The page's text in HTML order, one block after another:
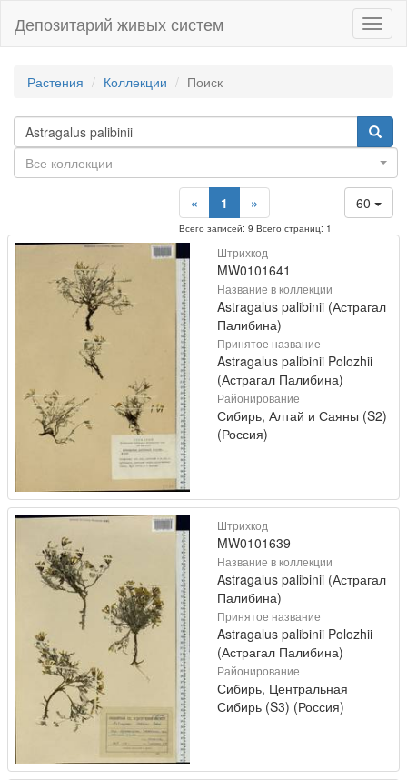
Депозитарий живых систем
Растения Коллекции Поиск
Все коллекции
60
« 1 »
Всего записей: 9 Всего страниц: 1
Штрихкод
MW0101641
Название в коллекции
Astragalus palibinii (Астрагал
Палибина)
Принятое название
Astragalus palibinii Polozhii
(Астрагал Палибина)
Районирование
Сибирь, Алтай и Саяны (S2)
(Россия)
Штрихкод
MW0101639
Название в коллекции
Astragalus palibinii (Астрагал
Палибина)
Принятое название
Astragalus palibinii Polozhii
(Астрагал Палибина)
Районирование
Сибирь, Центральная
Сибирь (S3) (Россия)